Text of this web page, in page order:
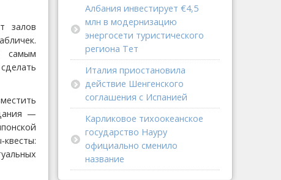
залов
самым
—
Албания инвестирует €4,5
млн в модернизацию
энергосети туристического
региона Тет
Италия приостановила
действие Шенгенского
соглашения с Испанией
Карликовое тихоокеанское
государство Науру
официально сменило
название